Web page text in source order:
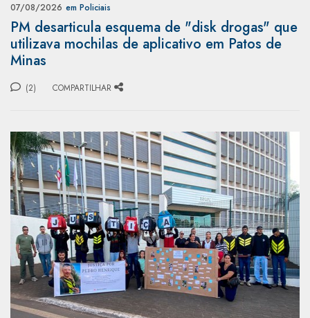
07/08/2026 em Policiais
PM desarticula esquema de "disk drogas" que
utilizava mochilas de aplicativo em Patos de
Minas
(2) COMPARTILHAR